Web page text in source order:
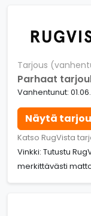
Tarjous
Parhaat
Vanhentunut:
Näytä
Katso RugVista
Vinkki: Tutustu
merkittävästi